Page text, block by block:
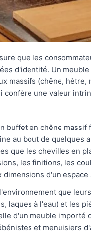
que les
d'identité. Un
massifs (chêne,
une valeur
buffet en chêne
au bout de
que les chevilles en
les finitions, les
d'un
que
laques à l'eau) et les
d'un meuble importé
et